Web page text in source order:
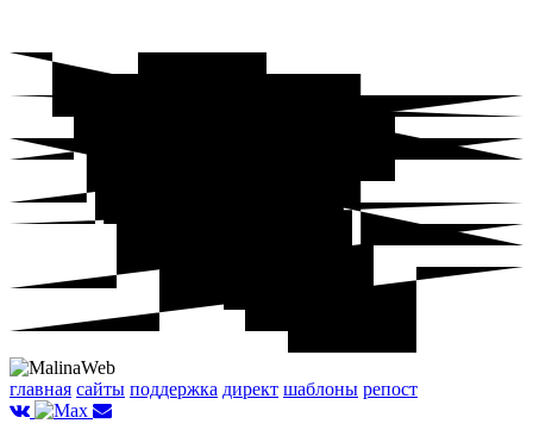
главная сайты поддержка директ шаблоны репост